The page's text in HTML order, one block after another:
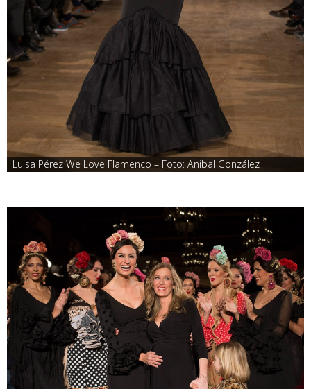
Luisa Pérez We Love Flamenco – Foto: Anibal González